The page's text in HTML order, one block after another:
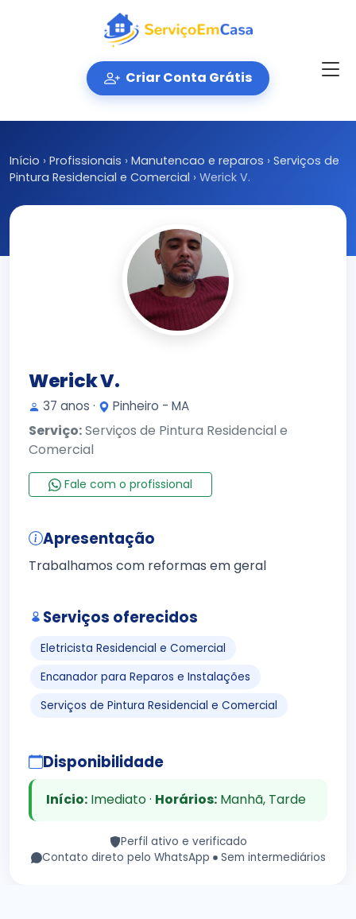
Criar Conta Grátis
Início › Profissionais › Manutencao e reparos › Serviços de
Pintura Residencial e Comercial › Werick V.
Werick V.
37 anos · Pinheiro - MA
Serviço:Serviços de Pintura Residencial e
Comercial
Fale com o profissional
Apresentação
Trabalhamos com reformas em geral
Serviços oferecidos
Eletricista Residencial e Comercial
Encanador para Reparos e Instalações
Serviços de Pintura Residencial e Comercial
Disponibilidade
Início:Imediato · Horários:Manhã, Tarde
Perfil ativo e verificado
Contato direto pelo WhatsApp
Sem intermediários